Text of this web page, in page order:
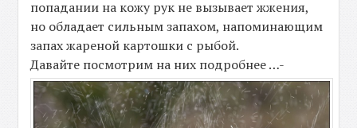
попадании на кожу рук не вызывает жжения,
но обладает сильным запахом, напоминающим
запах жареной картошки с рыбой.
Давайте посмотрим на них подробнее …-